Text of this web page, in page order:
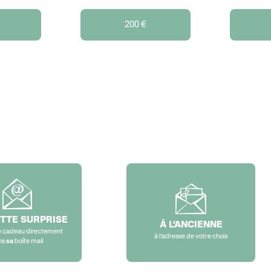
200 €
SURPRISE
cadeau directement
sa boîte mail
À L’ANCIENNE
à l’adresse de votre choix